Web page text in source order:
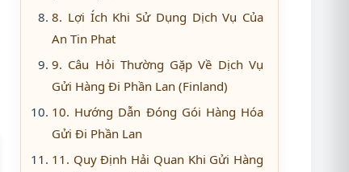
8. Lợi Ích Khi Sử Dụng Dịch Vụ Của
An Tin Phat
9. Câu Hỏi Thường Gặp Về Dịch Vụ
Gửi Hàng Đi Phần Lan (Finland)
10. Hướng Dẫn Đóng Gói Hàng Hóa
Gửi Đi Phần Lan
11. Quy Định Hải Quan Khi Gửi Hàng